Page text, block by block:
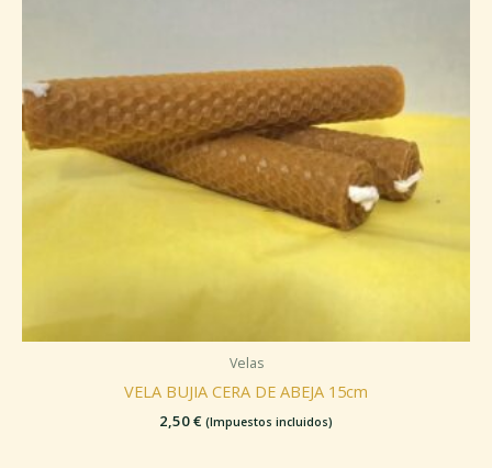
Velas
VELA BUJIA CERA DE ABEJA 15cm
2,50€ (Impuestos incluidos)